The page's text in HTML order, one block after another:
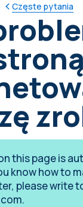
Częste pytania
this page is
know how to
please write
.